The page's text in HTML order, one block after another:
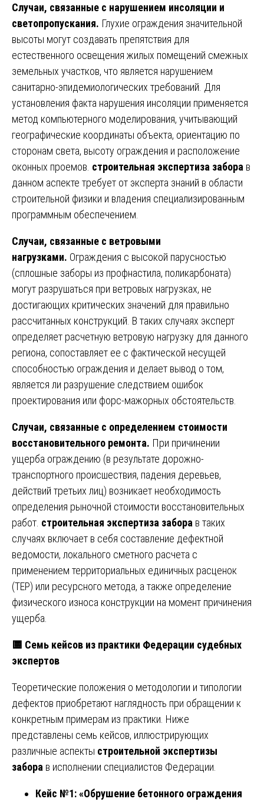
Случаи, связанные с нарушением инсоляции и
светопропускания. Глухие ограждения значительной
высоты могут создавать препятствия для
естественного освещения жилых помещений смежных
земельных участков, что является нарушением
санитарно-эпидемиологических требований. Для
установления факта нарушения инсоляции применяется
метод компьютерного моделирования, учитывающий
географические координаты объекта, ориентацию по
сторонам света, высоту ограждения и расположение
оконных проемов. строительная экспертиза забора в
данном аспекте требует от эксперта знаний в области
строительной физики и владения специализированным
программным обеспечением.
Случаи, связанные с ветровыми
нагрузками. Ограждения с высокой парусностью
(сплошные заборы из профнастила, поликарбоната)
могут разрушаться при ветровых нагрузках, не
достигающих критических значений для правильно
рассчитанных конструкций. В таких случаях эксперт
определяет расчетную ветровую нагрузку для данного
региона, сопоставляет ее с фактической несущей
способностью ограждения и делает вывод о том,
является ли разрушение следствием ошибок
проектирования или форс-мажорных обстоятельств.
Случаи, связанные с определением стоимости
восстановительного ремонта. При причинении
ущерба ограждению (в результате дорожно-
транспортного происшествия, падения деревьев,
действий третьих лиц) возникает необходимость
определения рыночной стоимости восстановительных
работ. строительная экспертиза забора в таких
случаях включает в себя составление дефектной
ведомости, локального сметного расчета с
применением территориальных единичных расценок
(ТЕР) или ресурсного метода, а также определение
физического износа конструкции на момент причинения
ущерба.
🟨 Семь кейсов из практики Федерации судебных
экспертов
Теоретические положения о методологии и типологии
дефектов приобретают наглядность при обращении к
конкретным примерам из практики. Ниже
представлены семь кейсов, иллюстрирующих
различные аспекты строительной экспертизы
забора в исполнении специалистов Федерации.
Кейс №1: «Обрушение бетонного ограждения